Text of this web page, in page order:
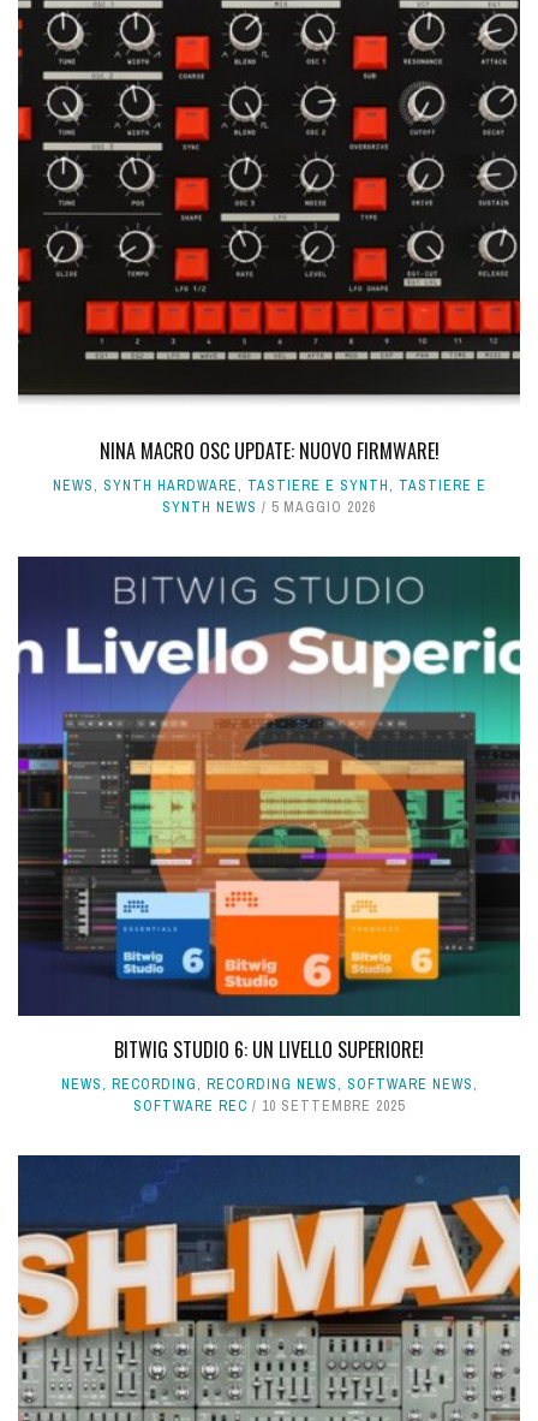
NINA MACRO OSC UPDATE: NUOVO FIRMWARE!
NEWS, SYNTH HARDWARE, TASTIERE E SYNTH, TASTIERE E
SYNTH NEWS
5 MAGGIO 2026
BITWIG STUDIO 6: UN LIVELLO SUPERIORE!
NEWS, RECORDING, RECORDING NEWS, SOFTWARE NEWS,
SOFTWARE REC
10 SETTEMBRE 2025